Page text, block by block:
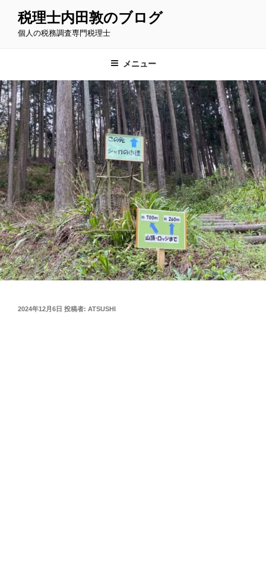
ス
キ
ッ
プ
税理士内田敦のブログ
個人の税務調査専門税理士
メニュー
投
2024年12月6日 投稿者: ATSUSHI